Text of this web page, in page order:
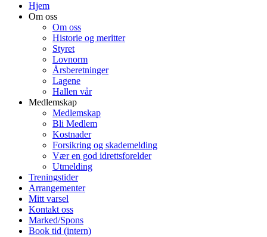
Hjem
Om oss
Om oss
Historie og meritter
Styret
Lovnorm
Årsberetninger
Lagene
Hallen vår
Medlemskap
Medlemskap
Bli Medlem
Kostnader
Forsikring og skademelding
Vær en god idrettsforelder
Utmelding
Treningstider
Arrangementer
Mitt varsel
Kontakt oss
Marked/Spons
Book tid (intern)